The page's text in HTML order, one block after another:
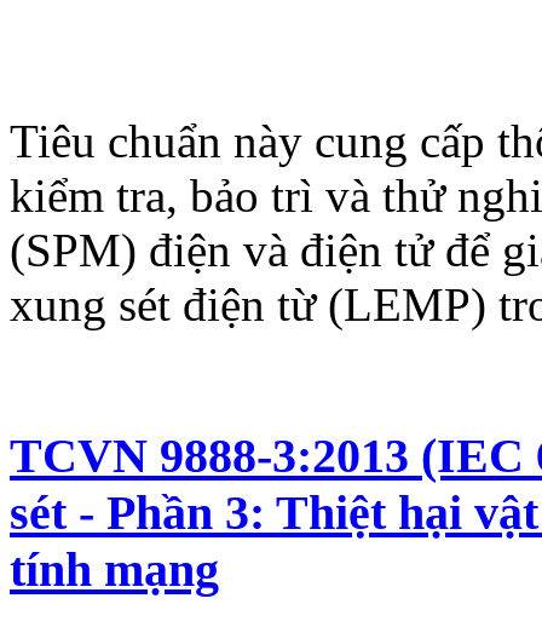
Tiêu chuẩn này cung cấp
kiểm tra, bảo trì và thử
(SPM) điện và điện tử để
xung sét điện từ (LEMP)
TCVN 9888-3:2013 (IEC
sét - Phần 3: Thiệt hại
tính mạng